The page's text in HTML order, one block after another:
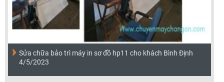
Sửa chữa bảo trì máy in sơ đồ hp11 cho khách Bình Định
4/5/2023